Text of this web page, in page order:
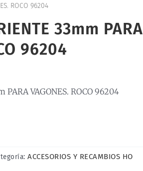
ROCO 96204
33mm PARA
96204
PARA VAGONES. ROCO 96204
ACCESORIOS Y RECAMBIOS HO